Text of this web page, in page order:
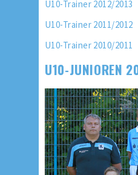
U10-Trainer 2012/2013
U10-Trainer 2011/2012
U10-Trainer 2010/2011
U10-JUNIOREN